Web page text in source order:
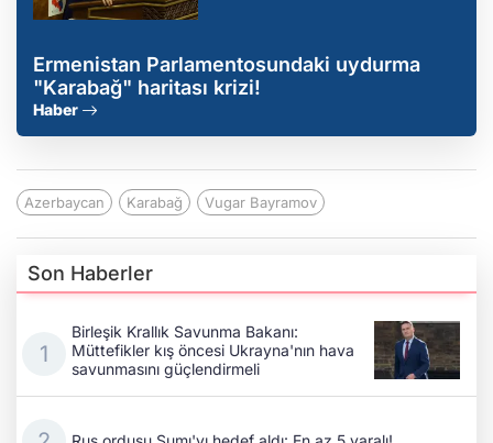
Ermenistan Parlamentosundaki uydurma
"Karabağ" haritası krizi!
Haber
Azerbaycan Karabağ Vugar Bayramov
Son Haberler
Birleşik Krallık Savunma Bakanı:
Müttefikler kış öncesi Ukrayna'nın hava
savunmasını güçlendirmeli